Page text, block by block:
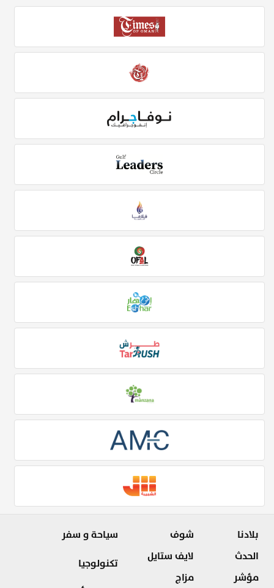
بلادنا
الحدث
مؤشر
شوف
لايف ستايل
مزاج
سياحة و سفر
تكنولوجيا